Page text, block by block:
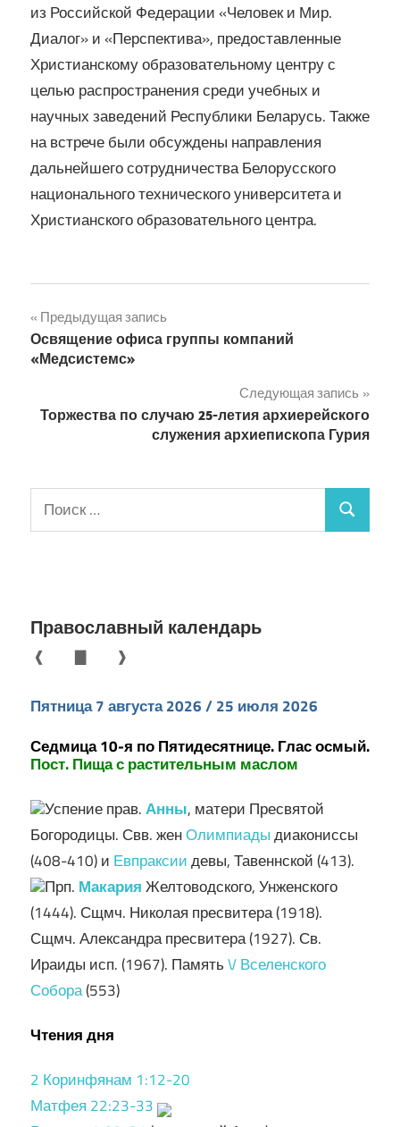
из Российской Федерации «Человек и Мир.
Диалог» и «Перспектива», предоставленные
Христианскому образовательному центру с
целью распространения среди учебных и
научных заведений Республики Беларусь. Также
на встрече были обсуждены направления
дальнейшего сотрудничества Белорусского
национального технического университета и
Христианского образовательного центра.
Навигация
по
Предыдущая запись
Освящение офиса группы компаний
«Медсистемс»
Следующая запись
Торжества по случаю 25-летия архиерейского
служения архиепископа Гурия
Поиск
для:
Поиск
Православный календарь
❰ ❱
Пятница 7 августа 2026 / 25 июля 2026
Седмица 10-я по Пятидесятнице. Глас осмый.
Пост. Пища с растительным маслом
Успение прав.Анны, матери Пресвятой
Богородицы. Свв. женОлимпиадыдиакониссы
(408-410) и Евпраксиидевы, Тавеннской (413).
Прп. МакарияЖелтоводского, Унженского
(1444). Сщмч. Николая пресвитера (1918).
Сщмч. Александра пресвитера (1927). Св.
Ираиды исп. (1967). ПамятьV Вселенского
Собора(553)
Чтения дня
2 Коринфянам 1:12-20
Матфея 22:23-33